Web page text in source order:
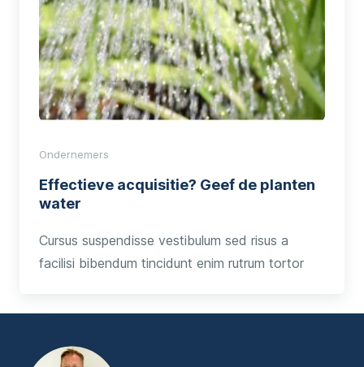
Ondernemers
Effectieve acquisitie? Geef de planten
water
Cursus suspendisse vestibulum sed risus a
facilisi bibendum tincidunt enim rutrum tortor